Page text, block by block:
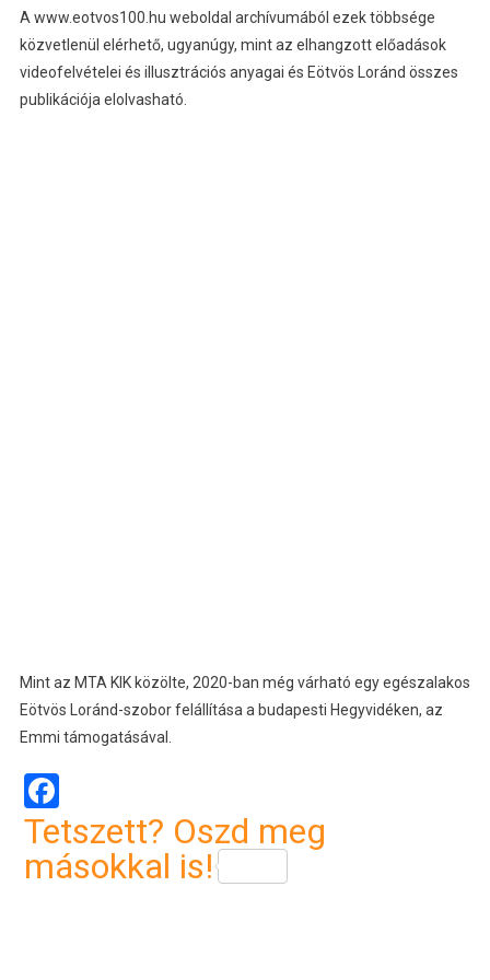
A www.eotvos100.hu weboldal archívumából ezek többsége
közvetlenül elérhető, ugyanúgy, mint az elhangzott előadások
videofelvételei és illusztrációs anyagai és Eötvös Loránd összes
publikációja elolvasható.
Mint az MTA KIK közölte, 2020-ban még várható egy egészalakos
Eötvös Loránd-szobor felállítása a budapesti Hegyvidéken, az
Emmi támogatásával.
Facebook
Tetszett? Oszd meg
másokkal is!